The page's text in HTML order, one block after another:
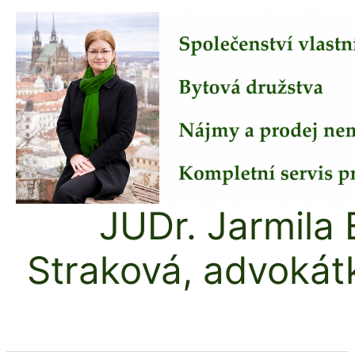
Přeskočit
obsah
JUDr. Jarmila
Straková,